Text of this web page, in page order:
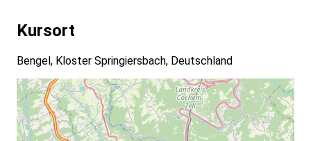
Kursort
Bengel, Kloster Springiersbach, Deutschland